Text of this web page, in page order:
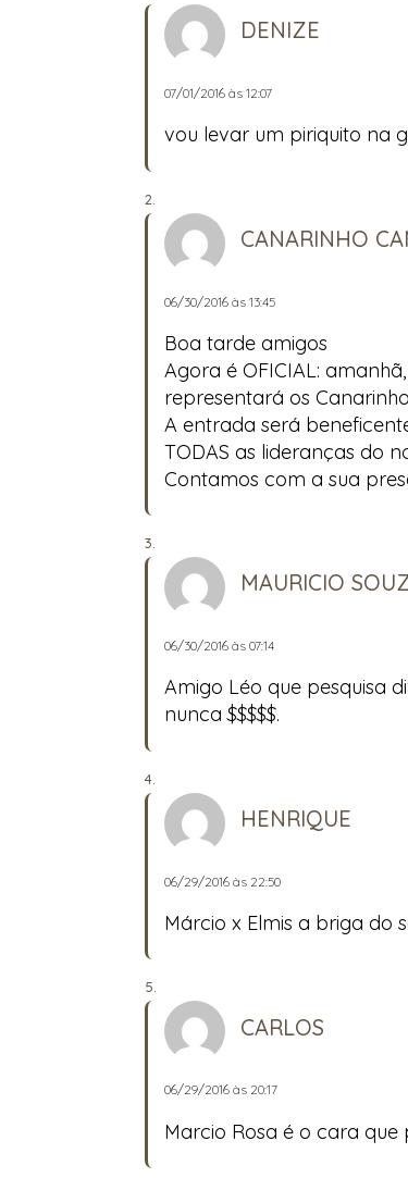
DENIZE
07/01/2016 às 12:07
vou levar um piriquito na
CANARINHO
06/30/2016 às 13:45
Boa tarde amigos
Agora é OFICIAL:
representará os
A entrada será
TODAS as lideranças do
Contamos com a sua
MAURICIO
06/30/2016 às 07:14
Amigo Léo que pesquisa
nunca $$$$$.
HENRIQUE
06/29/2016 às 22:50
Márcio x Elmis a briga do
CARLOS
06/29/2016 às 20:17
Marcio Rosa é o cara